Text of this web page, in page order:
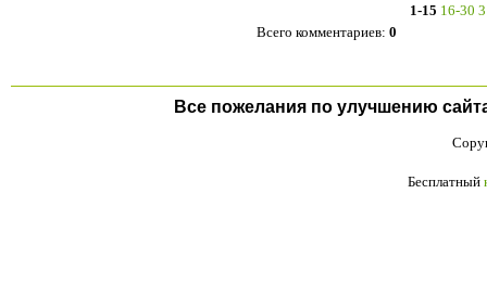
1-15 16-30
Всего комментариев: 0
Все пожелания по улучшению
Бесплатный